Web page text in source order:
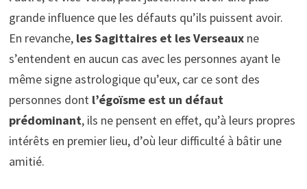
grande influence que les défauts qu’ils puissent avoir.
En revanche, les Sagittaires et les Verseaux ne
s’entendent en aucun cas avec les personnes ayant le
même signe astrologique qu’eux, car ce sont des
personnes dont l’égoïsme est un défaut
prédominant, ils ne pensent en effet, qu’à leurs propres
intérêts en premier lieu, d’où leur difficulté à bâtir une
amitié.